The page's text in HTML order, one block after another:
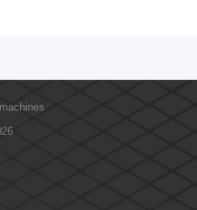
и проводим регулярное